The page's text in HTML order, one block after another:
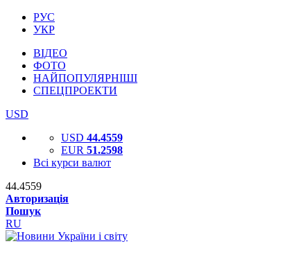
РУС
УКР
ВІДЕО
ФОТО
НАЙПОПУЛЯРНІШІ
СПЕЦПРОЕКТИ
USD
USD 44.4559
EUR 51.2598
Всі курси валют
44.4559
Авторизація
Пошук
RU